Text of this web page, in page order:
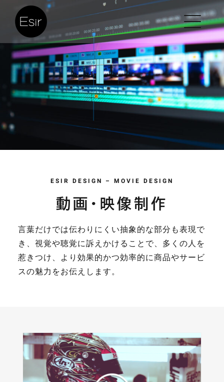
content
ESIR DESIGN – MOVIE DESIGN
動画・映像制作
言葉だけでは伝わりにくい抽象的な部分も表現で
き、視覚や聴覚に訴えかけることで、多くの人を
惹きつけ、より効果的かつ効率的に商品やサービ
スの魅力をお伝えします。